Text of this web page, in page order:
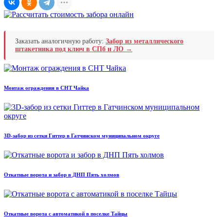
Заказать аналогичную работу: Забор из металлического
штакетника под ключ в СПб и ЛО →
Монтаж ограждения в СНТ Чайка
3D-забор из сетки Гиттер в Гатчинском муниципальном округе
Откатные ворота и забор в ДНП Пять холмов
Откатные ворота с автоматикой в поселке Тайцы